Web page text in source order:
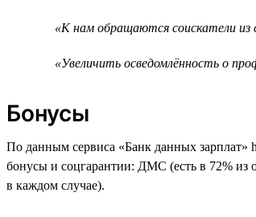
«К нам обращаются соискатели из
«Увеличить осведомлённость о
Бонусы
По данным сервиса «Банк данных зарплат»
бонусы и соцгарантии: ДМС (есть в 72% из
в каждом случае).